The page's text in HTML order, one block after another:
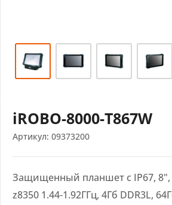
iROBO-8000-T867W
Артикул: 09373200
Защищенный планшет с IP67, 8",
z8350 1.44-1.92ГГц, 4Гб DDR3L,